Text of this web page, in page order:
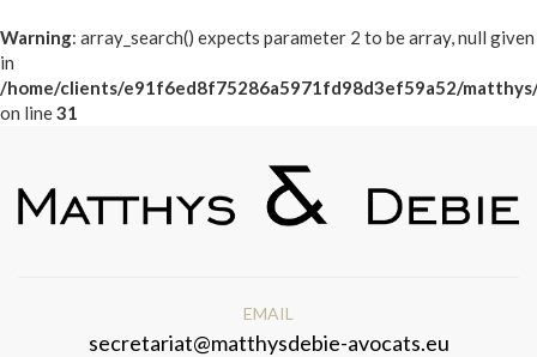
Warning: array_search() expects parameter 2 to be array, null given
in
/home/clients/e91f6ed8f75286a5971fd98d3ef59a52/
on line31
EMAIL
secretariat@matthysdebie-avocats.eu